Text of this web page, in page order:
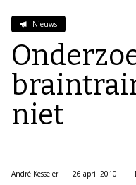
Nieuws
niet
André Kesseler
26 april 2010